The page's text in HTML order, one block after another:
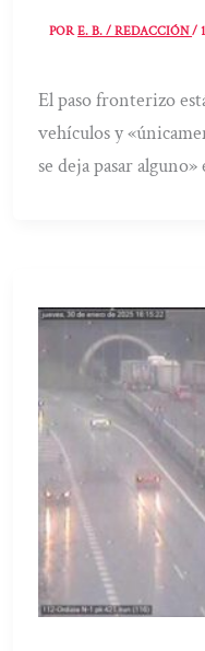
PORE. B. / REDACCIÓN/
El paso fronterizo
vehículos y
se deja pasar